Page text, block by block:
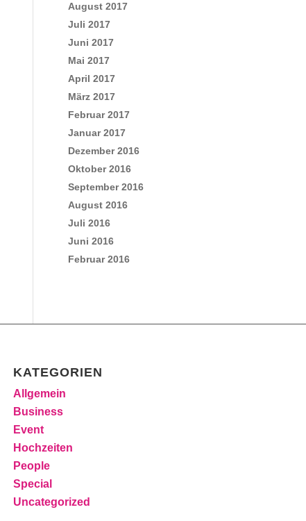
August 2017
Juli 2017
Juni 2017
Mai 2017
April 2017
März 2017
Februar 2017
Januar 2017
Dezember 2016
Oktober 2016
September 2016
August 2016
Juli 2016
Juni 2016
Februar 2016
KATEGORIEN
Allgemein
Business
Event
Hochzeiten
People
Special
Uncategorized